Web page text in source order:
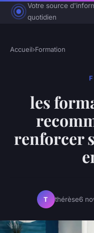
Votre source
quotidien
Accueil›Formation
les
renforcer
T thérèse6